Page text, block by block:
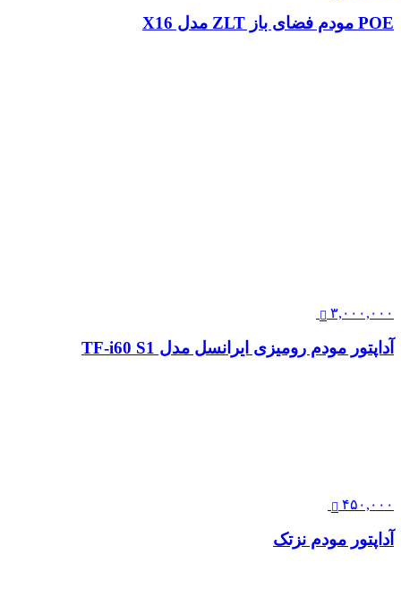
POE مودم فضای باز ZLT مدل X16
۳,۰۰۰,۰۰۰
آداپتور مودم رومیزی ایرانسل مدل TF-i60 S1
۴۵۰,۰۰۰
آداپتور مودم نزتک